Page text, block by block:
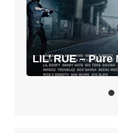
LIL’ RUE – Pure